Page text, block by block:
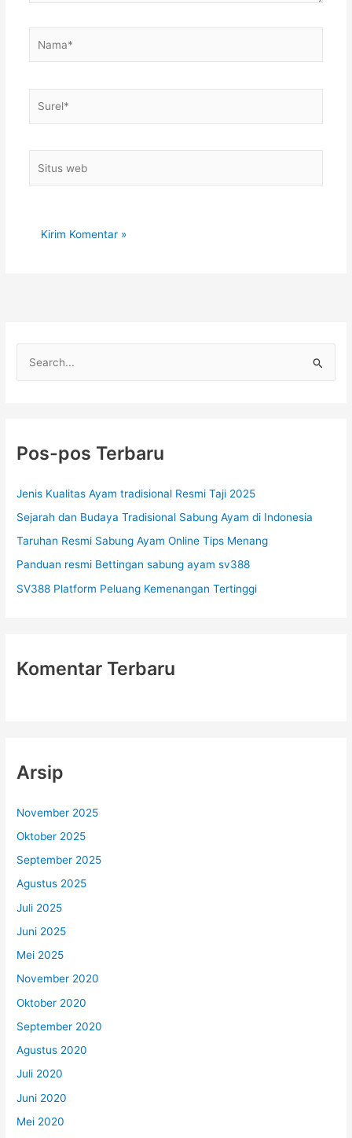
web
n
u
k
:
Pos-pos Terbaru
Jenis Kualitas Ayam tradisional Resmi Taji 2025
Sejarah dan Budaya Tradisional Sabung Ayam di Indonesia
Taruhan Resmi Sabung Ayam Online Tips Menang
Panduan resmi Bettingan sabung ayam sv388
SV388 Platform Peluang Kemenangan Tertinggi
Komentar Terbaru
Arsip
November 2025
Oktober 2025
September 2025
Agustus 2025
Juli 2025
Juni 2025
Mei 2025
November 2020
Oktober 2020
September 2020
Agustus 2020
Juli 2020
Juni 2020
Mei 2020